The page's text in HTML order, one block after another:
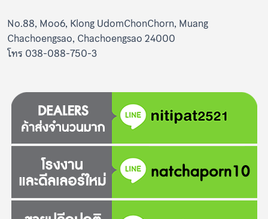
No.88, Moo6, Klong UdomChonChorn, Muang
Chachoengsao, Chachoengsao 24000
โทร 038-088-750-3